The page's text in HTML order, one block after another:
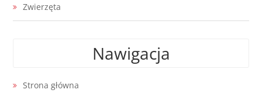
Zwierzęta
Nawigacja
Strona główna